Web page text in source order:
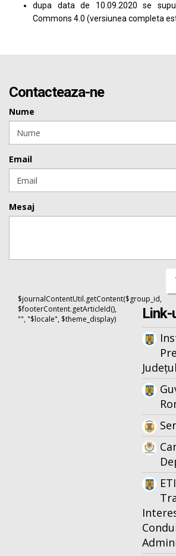
dupa data de 10.09.2020 se
Commons 4.0 (versiunea completa
Contacteaza-ne
Nume
Email
Mesaj
$journalContentUtil.getContent($group_id,
$footerContent.getArticleId(),
"", "$locale", $theme_display)
Link-